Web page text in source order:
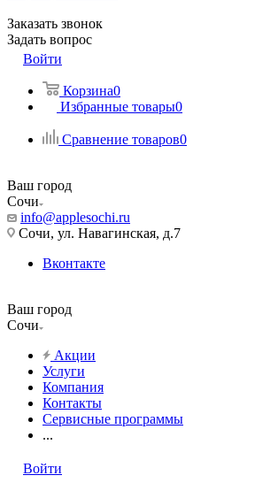
Заказать звонок
Задать вопрос
Войти
Корзина0
Избранные товары0
Сравнение товаров0
Ваш город
Сочи
info@applesochi.ru
Сочи, ул. Навагинская, д.7
Вконтакте
Ваш город
Сочи
Акции
Услуги
Компания
Контакты
Сервисные программы
...
Войти